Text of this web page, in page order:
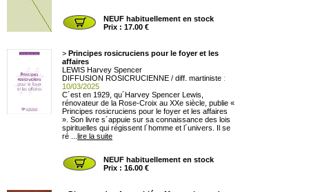
NEUF habituellement en stock
Prix : 17.00 €
> Principes rosicruciens pour le foyer et les
affaires
LEWIS Harvey Spencer
DIFFUSION ROSICRUCIENNE / diff. martiniste :
10/03/2025
C´est en 1929, qu´Harvey Spencer Lewis,
rénovateur de la Rose-Croix au XXe siècle, publie «
Principes rosicruciens pour le foyer et les affaires
». Son livre s´appuie sur sa connaissance des lois
spirituelles qui régissent l´homme et l´univers. Il se
ré ... lire la suite
NEUF habituellement en stock
Prix : 16.00 €